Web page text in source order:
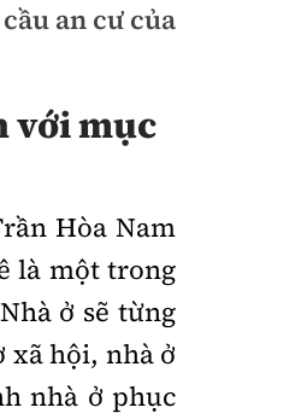
an cư của
với mục
Hòa Nam
là một trong
ở sẽ từng
xã hội, nhà ở
nhà ở phục